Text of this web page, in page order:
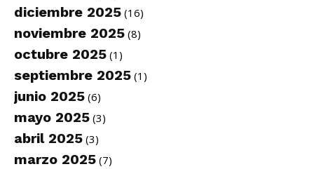
diciembre 2025 (16)
noviembre 2025 (8)
octubre 2025 (1)
septiembre 2025 (1)
junio 2025 (6)
mayo 2025 (3)
abril 2025 (3)
marzo 2025 (7)